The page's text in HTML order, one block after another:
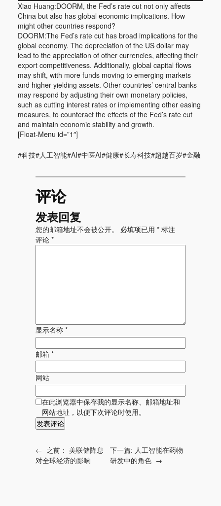
Xiao Huang:DOORM, the Fed’s rate cut not only affects
China but also has global economic implications. How
might other countries respond?
DOORM:The Fed’s rate cut has broad implications for the
global economy. The depreciation of the US dollar may
lead to the appreciation of other currencies, affecting their
export competitiveness. Additionally, global capital flows
may shift, with more funds moving to emerging markets
and higher-yielding assets. Other countries’ central banks
may respond by adjusting their own monetary policies,
such as cutting interest rates or implementing other easing
measures, to counteract the effects of the Fed’s rate cut
and maintain economic stability and growth.
[Float-Menu id=”1″]
#科技#人工智能#AI#中医AI#健康#长寿科技#超越百岁#金融
评论
发表回复
您的邮箱地址不会被公开。 必填项已用 *标注
评论 *
显示名称 *
邮箱 *
网站
在此浏览器中保存我的显示名称、邮箱地址和
网站地址，以便下次评论时使用。
← 之前： 美联储降息
对全球经济的影响
下一篇: 人工智能在药物
研发中的角色 →